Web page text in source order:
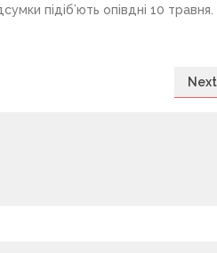
підіб’ють опівдні 10 травня.